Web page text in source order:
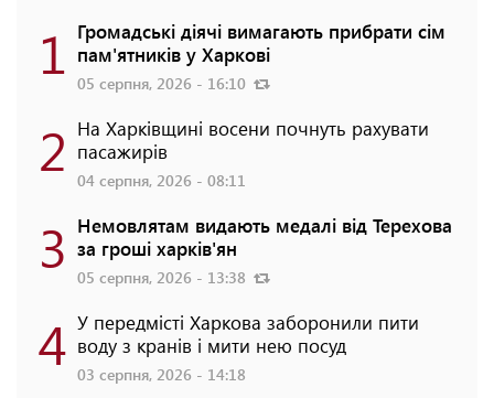
1 Громадські діячі вимагають прибрати сім
пам'ятників у Харкові
05 серпня, 2026 - 16:10
2 На Харківщині восени почнуть рахувати
пасажирів
04 серпня, 2026 - 08:11
3 Немовлятам видають медалі від Терехова
за гроші харків'ян
05 серпня, 2026 - 13:38
4 У передмісті Харкова заборонили пити
воду з кранів і мити нею посуд
03 серпня, 2026 - 14:18